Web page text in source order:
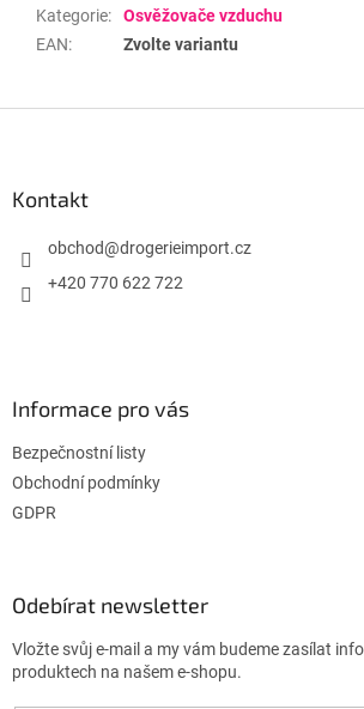
Kategorie:
Osvěžovače vzduchu
EAN: Zvolte variantu
Kontakt
obchod@drogerieimport.cz
+420 770 622 722
Informace pro vás
Bezpečnostní listy
Obchodní podmínky
GDPR
Odebírat newsletter
Vložte svůj e-mail a my vám budeme zasílat
produktech na našem e-shopu.